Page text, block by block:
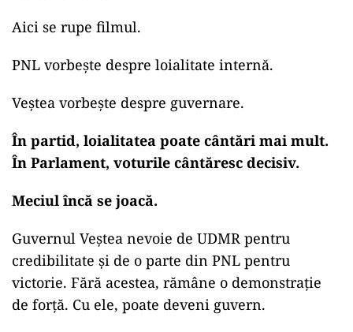
Aici se rupe filmul.
PNL vorbește despre loialitate internă.
Veștea vorbește despre guvernare.
În partid, loialitatea poate cântări mai mult.
În Parlament, voturile cântăresc decisiv.
Meciul încă se joacă.
Guvernul Veștea nevoie de UDMR pentru
credibilitate și de o parte din PNL pentru
victorie. Fără acestea, rămâne o demonstrație
de forță. Cu ele, poate deveni guvern.